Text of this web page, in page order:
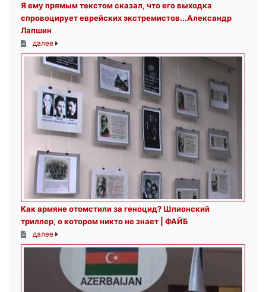
Я ему прямым текстом сказал, что его выходка
спровоцирует еврейских экстремистов...Александр
Лапшин
далее
Как армяне отомстили за геноцид? Шпионский
триллер, о котором никто не знает | ФАЙБ
далее